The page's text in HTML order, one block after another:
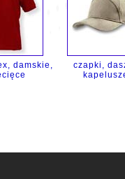
damskie,
czapki,